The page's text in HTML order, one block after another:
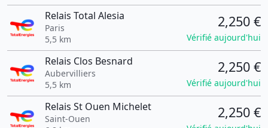
Relais Total Alesia
Paris
5,5 km
2,250 €
Vérifié aujourd'hui
Relais Clos Besnard
Aubervilliers
5,5 km
2,250 €
Vérifié aujourd'hui
Relais St Ouen Michelet
Saint-Ouen
2,250 €